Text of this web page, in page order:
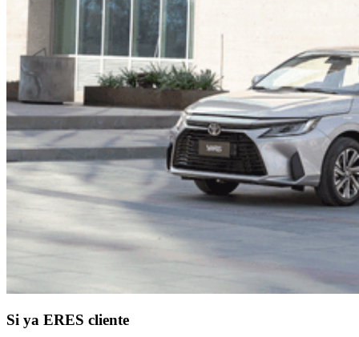
Si ya ERES cliente